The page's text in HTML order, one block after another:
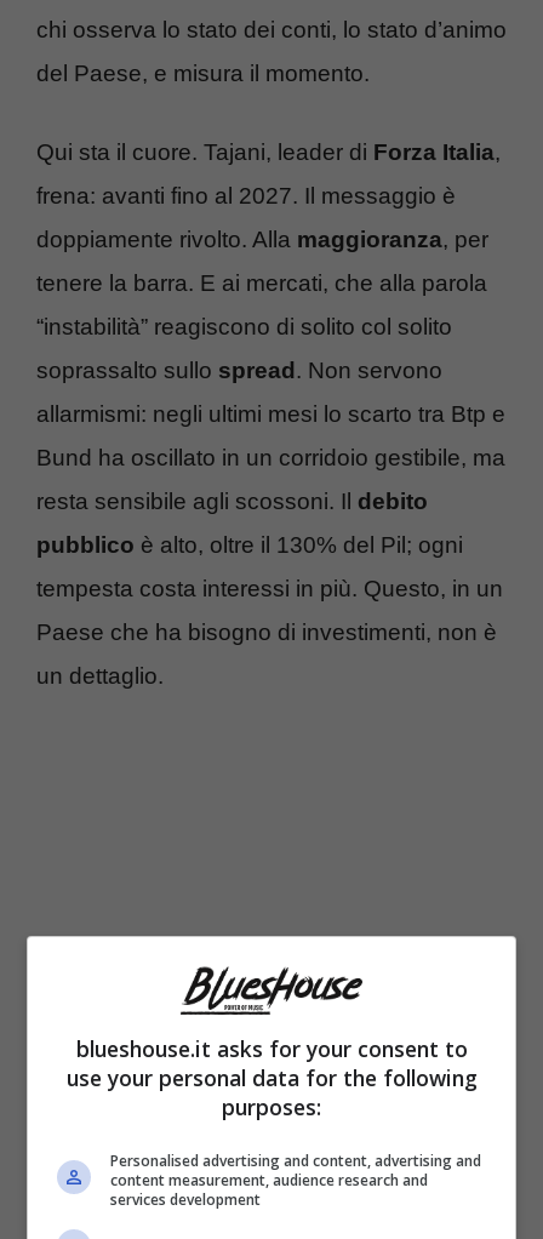
chi osserva lo stato dei conti, lo stato d’animo
del Paese, e misura il momento.
Qui sta il cuore. Tajani, leader di Forza Italia,
frena: avanti fino al 2027. Il messaggio è
doppiamente rivolto. Alla maggioranza, per
tenere la barra. E ai mercati, che alla parola
“instabilità” reagiscono di solito col solito
soprassalto sullo spread. Non servono
allarmismi: negli ultimi mesi lo scarto tra Btp e
Bund ha oscillato in un corridoio gestibile, ma
resta sensibile agli scossoni. Il debito
pubblico è alto, oltre il 130% del Pil; ogni
tempesta costa interessi in più. Questo, in un
Paese che ha bisogno di investimenti, non è
un dettaglio.
Numeri e realtà quotidiana
dai palazzi? Un barista che ha cambiato
fornitore due volte per tenere basse le
blueshouse.it asks for your consent to
use your personal data for the following
purposes:
Personalised advertising and content, advertising and
content measurement, audience research and
services development